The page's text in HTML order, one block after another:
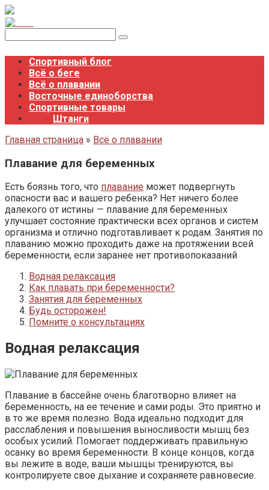
Перейти
к
контенту
Спортивный блог
Всё о беге
Всё о плавании
Восточные единоборства
Спортивные товары
Штанги
Главная страница » Всё о плавании
Плавание для беременных
Есть боязнь того, что плавание может подвергнуть
опасности вас и вашего ребенка? Нет ничего более
далекого от истины — плавание для беременных
улучшает состояние практически всех органов и систем
организма и отлично подготавливает к родам. Занятия по
плаванию можно проходить даже на протяжении всей
беременности, если заранее нет противопоказаний
Водная релаксация
Как плавать при беременности?
Занятия для беременных
Будь осторожен!
Помните о консультациях
Водная релаксация
Плавание в бассейне очень благотворно влияет на
беременность, на ее течение и сами роды. Это приятно и
в то же время полезно. Вода идеально подходит для
расслабления и повышения выносливости мышц без
особых усилий. Помогает поддерживать правильную
осанку во время беременности. В конце концов, когда
вы лежите в воде, ваши мышцы тренируются, вы
контролируете свое дыхание и сохраняете равновесие.